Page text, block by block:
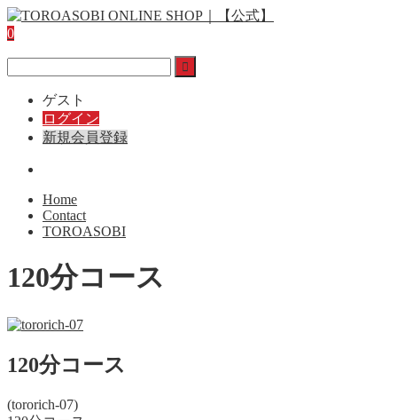
0
ゲスト
ログイン
新規会員登録
Home
Contact
TOROASOBI
120分コース
120分コース
(tororich-07)